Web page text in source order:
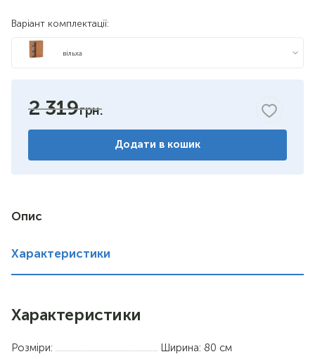
Варіант комплектації:
вільха
бук
2 319
Додати в кошик
Опис
Характеристики
Характеристики
Розміри:
Ширина: 80 см